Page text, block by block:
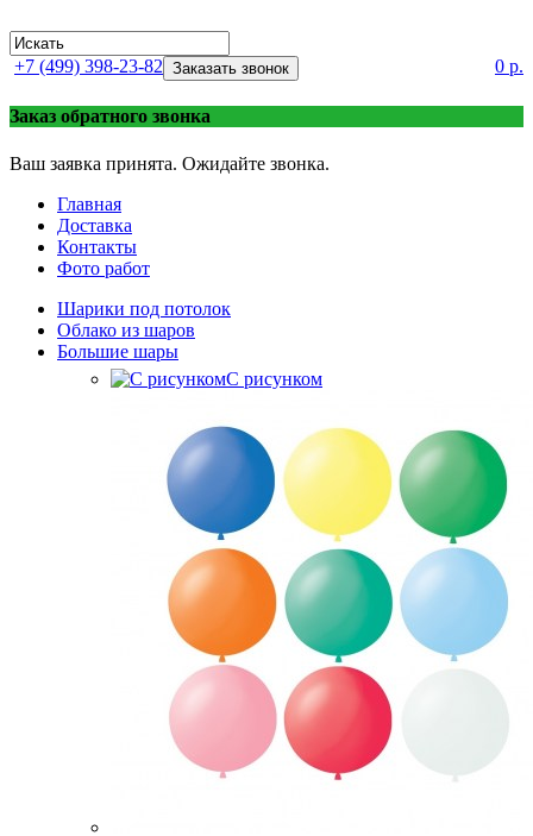
0 р.
+7 (499) 398-23-82 Заказать звонок
Заказ обратного звонка
Ваш заявка принята. Ожидайте звонка.
Главная
Доставка
Контакты
Фото работ
Шарики под потолок
Облако из шаров
Большие шары
C рисунком